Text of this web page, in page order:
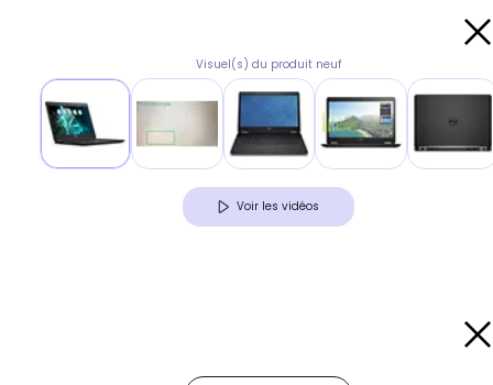
Visuel(s) du produit neuf
Voir les vidéos